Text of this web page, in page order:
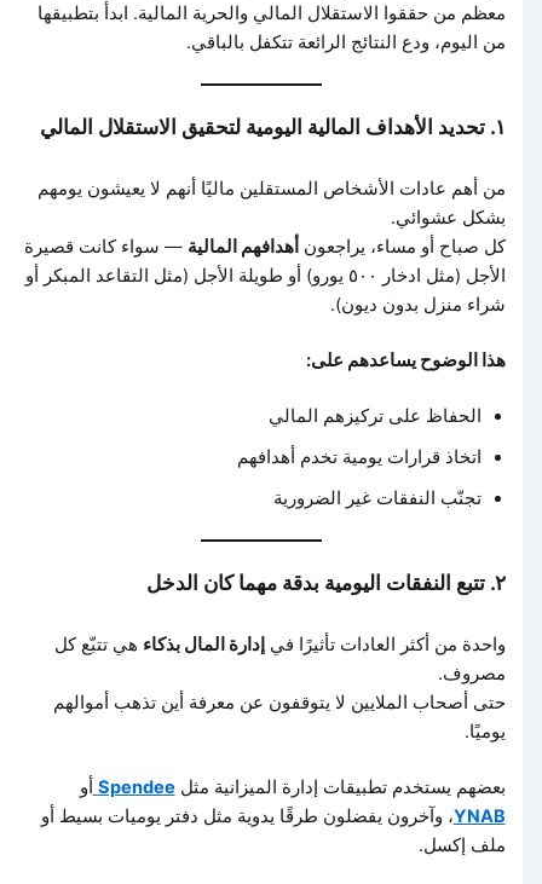
معظم من حققوا الاستقلال المالي والحرية المالية. ابدأ بتطبيقها
من اليوم، ودع النتائج الرائعة تتكفل بالباقي.
١. تحديد الأهداف المالية اليومية لتحقيق الاستقلال المالي
من أهم عادات الأشخاص المستقلين ماليًا أنهم لا يعيشون يومهم
بشكل عشوائي.
كل صباح أو مساء، يراجعونأهدافهم المالية— سواء كانت قصيرة
الأجل (مثل ادخار ٥٠٠ يورو) أو طويلة الأجل (مثل التقاعد المبكر أو
شراء منزل بدون ديون).
هذا الوضوح يساعدهم على:
الحفاظ على تركيزهم المالي
اتخاذ قرارات يومية تخدم أهدافهم
تجنّب النفقات غير الضرورية
٢. تتبع النفقات اليومية بدقة مهما كان الدخل
واحدة من أكثر العادات تأثيرًا فيإدارة المال بذكاءهي تتبّع كل
مصروف.
حتى أصحاب الملايين لا يتوقفون عن معرفة أين تذهب أموالهم
يوميًا.
بعضهم يستخدم تطبيقات إدارة الميزانية مثلSpendee أو
YNAB، وآخرون يفضلون طرقًا يدوية مثل دفتر يوميات بسيط أو
ملف إكسل.